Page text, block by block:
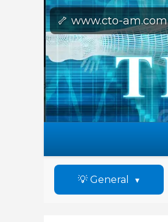
🦴 www.cto-am.com
💡 General